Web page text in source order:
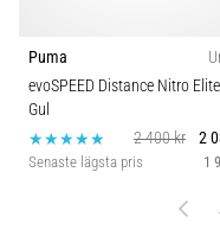
Puma
evoSPEED Distance Nitro Elite
Gul
2 400 kr
2
Senaste lägsta pris 1